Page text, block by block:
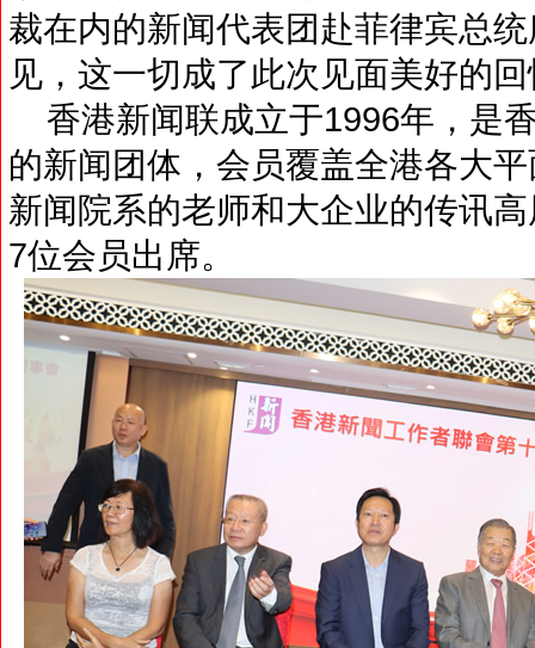
裁在内的新闻代表团赴菲律宾总
见，这一切成了此次见面美好的
香港新闻联成立于1996年，是
的新闻团体，会员覆盖全港各大
新闻院系的老师和大企业的传讯
7位会员出席。